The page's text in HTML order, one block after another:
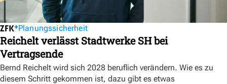
Planungssicherheit
Reichelt verlässt Stadtwerke SH bei
Vertragsende
Bernd Reichelt wird sich 2028 beruflich verändern. Wie es zu
diesem Schritt gekommen ist, dazu gibt es etwas